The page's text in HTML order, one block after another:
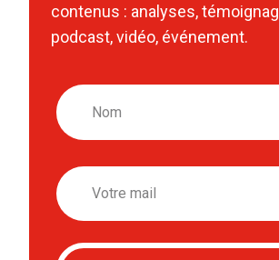
contenus : analyses,
podcast, vidéo, événement.
Nom
Email